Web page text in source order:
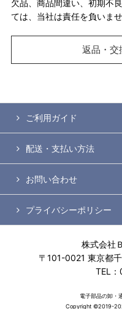
欠品、商品間違い、初期不
ては、当社は責任を負いませ
返品・交
ご利用ガイド
配送・支払い方法
お問い合わせ
プライバシーポリシー
株式会社
〒101-0021 東京都
TEL
電子部品の卸・
Copyright ©2019-